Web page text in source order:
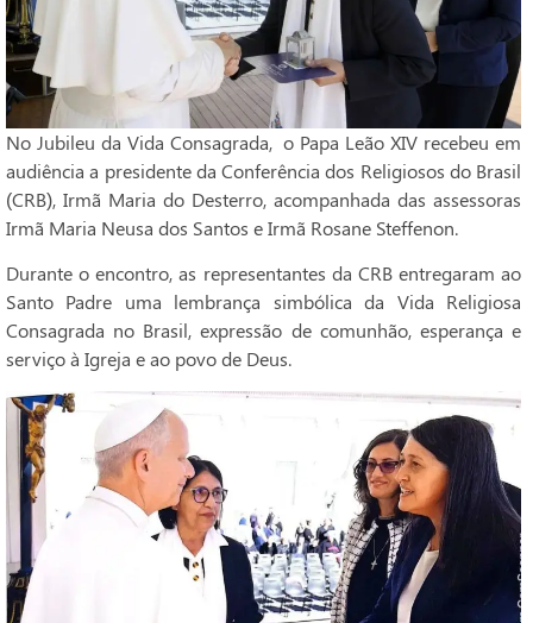
No Jubileu da Vida Consagrada, o Papa Leão XIV recebeu em
audiência a presidente da Conferência dos Religiosos do Brasil
(CRB), Irmã Maria do Desterro, acompanhada das assessoras
Irmã Maria Neusa dos Santos e Irmã Rosane Steffenon.
Durante o encontro, as representantes da CRB entregaram ao
Santo Padre uma lembrança simbólica da Vida Religiosa
Consagrada no Brasil, expressão de comunhão, esperança e
serviço à Igreja e ao povo de Deus.